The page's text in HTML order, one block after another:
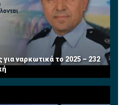
ναρκωτικά το 2025 – 232